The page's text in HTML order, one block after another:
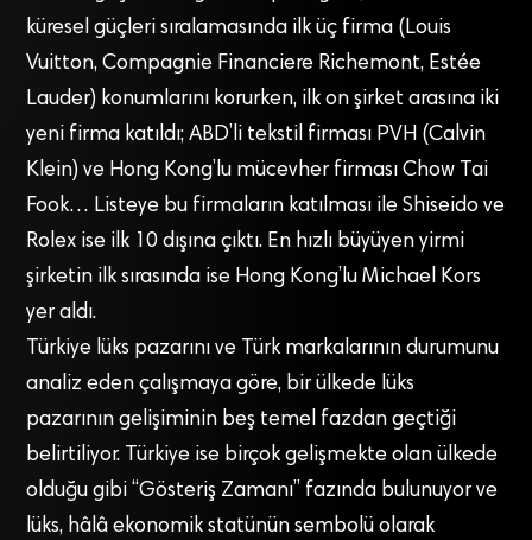
küresel güçleri sıralamasında ilk üç firma (Louis
Vuitton, Compagnie Financiere Richemont, Estée
Lauder) konumlarını korurken, ilk on şirket arasına iki
yeni firma katıldı; ABD’li tekstil firması PVH (Calvin
Klein) ve Hong Kong’lu mücevher firması Chow Tai
Fook… Listeye bu firmaların katılması ile Shiseido ve
Rolex ise ilk 10 dışına çıktı. En hızlı büyüyen yirmi
şirketin ilk sırasında ise Hong Kong’lu Michael Kors
yer aldı.
Türkiye lüks pazarını ve Türk markalarının durumunu
analiz eden çalışmaya göre, bir ülkede lüks
pazarının gelişiminin beş temel fazdan geçtiği
belirtiliyor. Türkiye ise birçok gelişmekte olan ülkede
olduğu gibi “Gösteriş Zamanı” fazında bulunuyor ve
lüks, hâlâ ekonomik statünün sembolü olarak